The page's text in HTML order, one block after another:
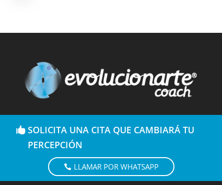
SOLICITA UNA CITA QUE CAMBIARÁ TU
PERCEPCIÓN
LLAMAR POR WHATSAPP